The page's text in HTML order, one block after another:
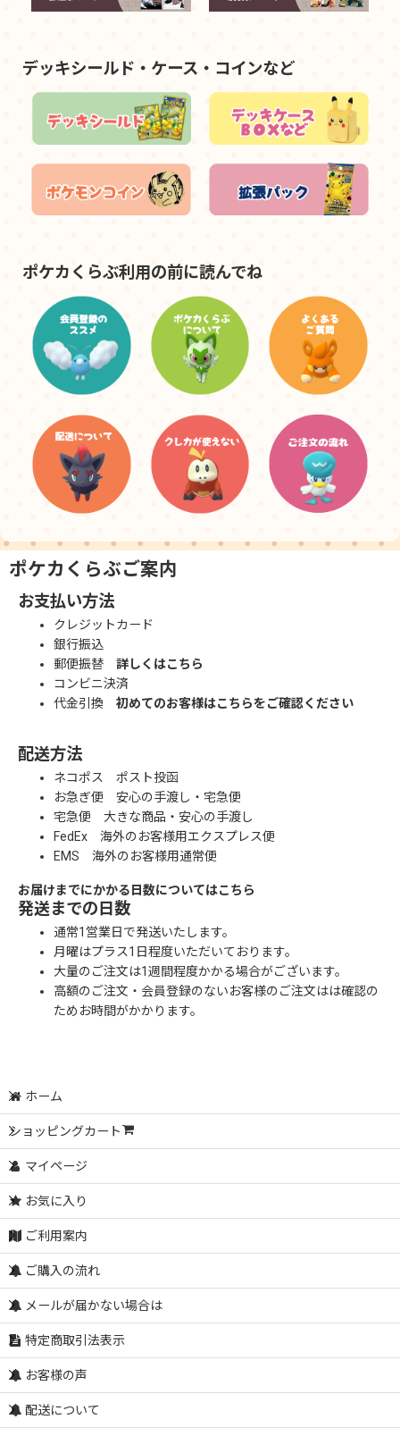
デッキシールド・ケース・コインなど
ポケカくらぶ利用の前に読んでね
ポケカくらぶご案内
お支払い方法
クレジットカード
銀行振込
郵便振替 詳しくはこちら
コンビニ決済
代金引換 初めてのお客様はこちらをご確認ください
配送方法
ネコポス ポスト投函
お急ぎ便 安心の手渡し・宅急便
宅急便 大きな商品・安心の手渡し
FedEx 海外のお客様用エクスプレス便
EMS 海外のお客様用通常便
お届けまでにかかる日数についてはこちら
発送までの日数
通常1営業日で発送いたします。
月曜はプラス1日程度いただいております。
大量のご注文は1週間程度かかる場合がございます。
高額のご注文・会員登録のないお客様のご注文はは確認の
ためお時間がかかります。
ホーム
ショッピングカート
マイページ
お気に入り
ご利用案内
ご購入の流れ
メールが届かない場合は
特定商取引法表示
お客様の声
配送について